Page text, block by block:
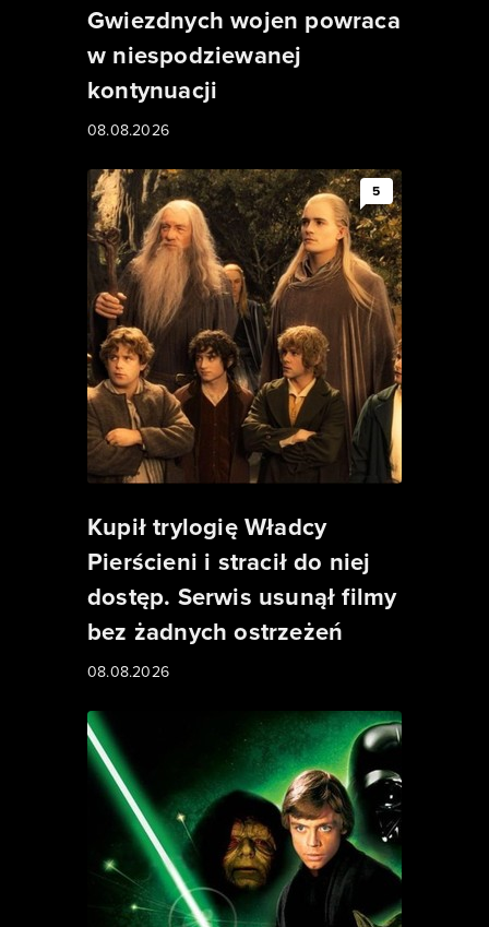
Gwiezdnych wojen powraca
w niespodziewanej
kontynuacji
08.08.2026
5
Kupił trylogię Władcy
Pierścieni i stracił do niej
dostęp. Serwis usunął filmy
bez żadnych ostrzeżeń
08.08.2026